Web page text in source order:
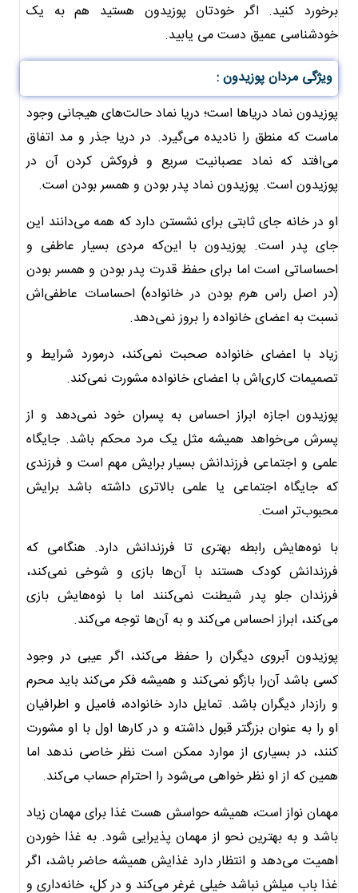
برخورد کنید. اگر خودتان پوزیدون هستید هم به یک
خودشناسی عمیق دست می یابید.
ویژگی مردان پوزیدون :
پوزیدون نماد دریاها است؛ دریا نماد حالت‌های هیجانی وجود
ماست که منطق را نادیده می‌گیرد. در دریا جذر و مد اتفاق
می‌افتد که نماد عصبانیت سریع و فروکش کردن آن در
پوزیدون است. پوزیدون نماد پدر بودن و همسر بودن است.
او در خانه جای ثابتی برای نشستن دارد که همه می‌دانند این
جای پدر است. پوزیدون با این‌که مردی بسیار عاطفی و
احساساتی است اما برای حفظ قدرت پدر بودن و همسر بودن
(در اصل راس هرم بودن در خانواده) احساسات عاطفی‌اش
نسبت به اعضای خانواده را بروز نمی‌دهد.
زیاد با اعضای خانواده صحبت نمی‌کند، درمورد شرایط و
تصمیمات کاری‌اش با اعضای خانواده مشورت نمی‌کند.
پوزیدون اجازه ابراز احساس به پسران خود نمی‌دهد و از
پسرش می‌خواهد همیشه مثل یک مرد محکم باشد. جایگاه
علمی و اجتماعی فرزندانش بسیار برایش مهم است و فرزندی
که جایگاه اجتماعی یا علمی بالاتری داشته باشد برایش
محبوب‌تر است.
با نوه‌هایش رابطه بهتری تا فرزندانش دارد. هنگامی که
فرزندانش کودک هستند با آن‌ها بازی و شوخی نمی‌کند،
فرزندان جلو پدر شیطنت نمی‌کنند اما با نوه‌هایش بازی
می‌کند، ابراز احساس می‌کند و به آن‌ها توجه می‌کند.
پوزیدون آبروی دیگران را حفظ می‌کند، اگر عیبی در وجود
کسی باشد آن‌را بازگو نمی‌کند و همیشه فکر می‌کند باید محرم
و رازدار دیگران باشد. تمایل دارد خانواده، فامیل و اطرافیان
او را به عنوان بزرگتر قبول داشته و در کارها اول با او مشورت
کنند، در بسیاری از موارد ممکن است نظر خاصی ندهد اما
همین که از او نظر خواهی می‌شود را احترام حساب می‌کند.
مهمان نواز است، همیشه حواسش هست غذا برای مهمان زیاد
باشد و به بهترین نحو از مهمان پذیرایی شود. به غذا خوردن
اهمیت می‌دهد و انتظار دارد غذایش همیشه حاضر باشد، اگر
غذا باب میلش نباشد خیلی غرغر می‌کند و در کل، خانه‌داری و